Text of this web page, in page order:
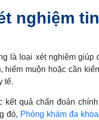
nghiệm
là loại xét nghiệm
hiếm muộn hoặc cần
tế.
kết quả chẩn đoán
đó, Phòng khám đa